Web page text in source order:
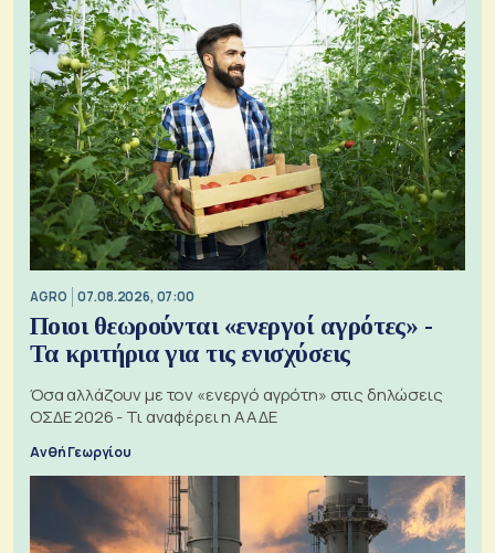
AGRO 07.08.2026, 07:00
Ποιοι θεωρούνται «ενεργοί αγρότες» -
Τα κριτήρια για τις ενισχύσεις
Όσα αλλάζουν με τον «ενεργό αγρότη» στις δηλώσεις
ΟΣΔΕ 2026 - Τι αναφέρει η ΑΑΔΕ
Ανθή Γεωργίου